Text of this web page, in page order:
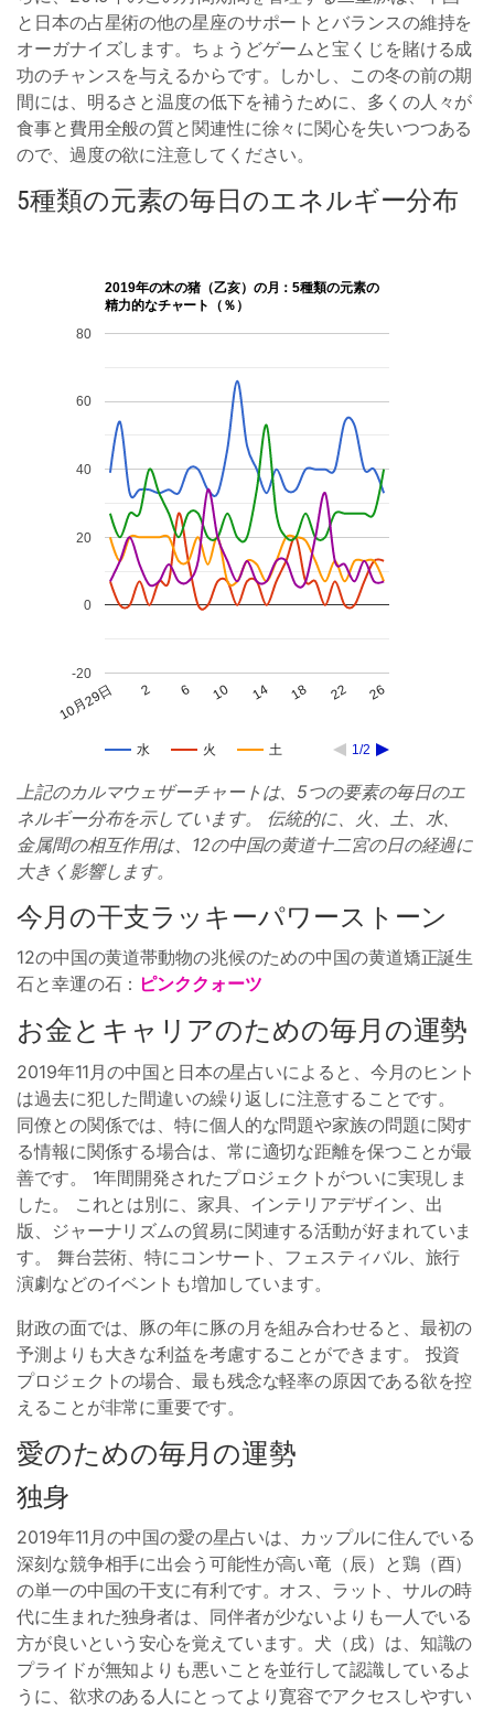
と日本の占星術の他の星座のサポートとバランスの維持を
オーガナイズします。ちょうどゲームと宝くじを賭ける成
功のチャンスを与えるからです。しかし、この冬の前の期
間には、明るさと温度の低下を補うために、多くの人々が
食事と費用全般の質と関連性に徐々に関心を失いつつある
ので、過度の欲に注意してください。
5種類の元素の毎日のエネルギー分布
2019年の木の猪（乙亥）の月：5種類の元素の
精力的なチャート（％）
水 火 土 1/2
10月29日 2 6 10 14 18 22 26
-20
0
20
40
60
80
上記のカルマウェザーチャートは、5つの要素の毎日のエ
ネルギー分布を示しています。 伝統的に、火、土、水、
金属間の相互作用は、12の中国の黄道十二宮の日の経過に
大きく影響します。
今月の干支ラッキーパワーストーン
12の中国の黄道帯動物の兆候のための中国の黄道矯正誕生
石と幸運の石： ピンククォーツ
お金とキャリアのための毎月の運勢
2019年11月の中国と日本の星占いによると、今月のヒント
は過去に犯した間違いの繰り返しに注意することです。
同僚との関係では、特に個人的な問題や家族の問題に関す
る情報に関係する場合は、常に適切な距離を保つことが最
善です。 1年間開発されたプロジェクトがついに実現しま
した。 これとは別に、家具、インテリアデザイン、出
版、ジャーナリズムの貿易に関連する活動が好まれていま
す。 舞台芸術、特にコンサート、フェスティバル、旅行
演劇などのイベントも増加しています。
財政の面では、豚の年に豚の月を組み合わせると、最初の
予測よりも大きな利益を考慮することができます。 投資
プロジェクトの場合、最も残念な軽率の原因である欲を控
えることが非常に重要です。
愛のための毎月の運勢
独身
2019年11月の中国の愛の星占いは、カップルに住んでいる
深刻な競争相手に出会う可能性が高い竜（辰）と鶏（酉）
の単一の中国の干支に有利です。オス、ラット、サルの時
代に生まれた独身者は、同伴者が少ないよりも一人でいる
方が良いという安心を覚えています。犬（戌）は、知識の
プライドが無知よりも悪いことを並行して認識しているよ
うに、欲求のある人にとってより寛容でアクセスしやすい